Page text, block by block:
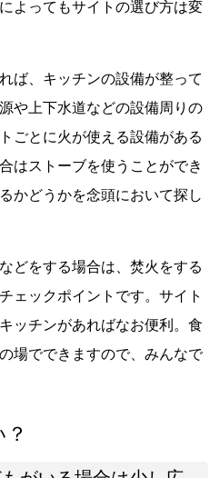
よってもサイトの選び方は変
ば、キッチンの設備が整って
や上下水道などの設備周りの
ごとに火が使える設備がある
はストーブを使うことができ
かどうかを念頭において探し
どをする場合は、焚火をする
ェックポイントです。サイト
ッチンがあればなお便利。食
場でできますので、みんなで